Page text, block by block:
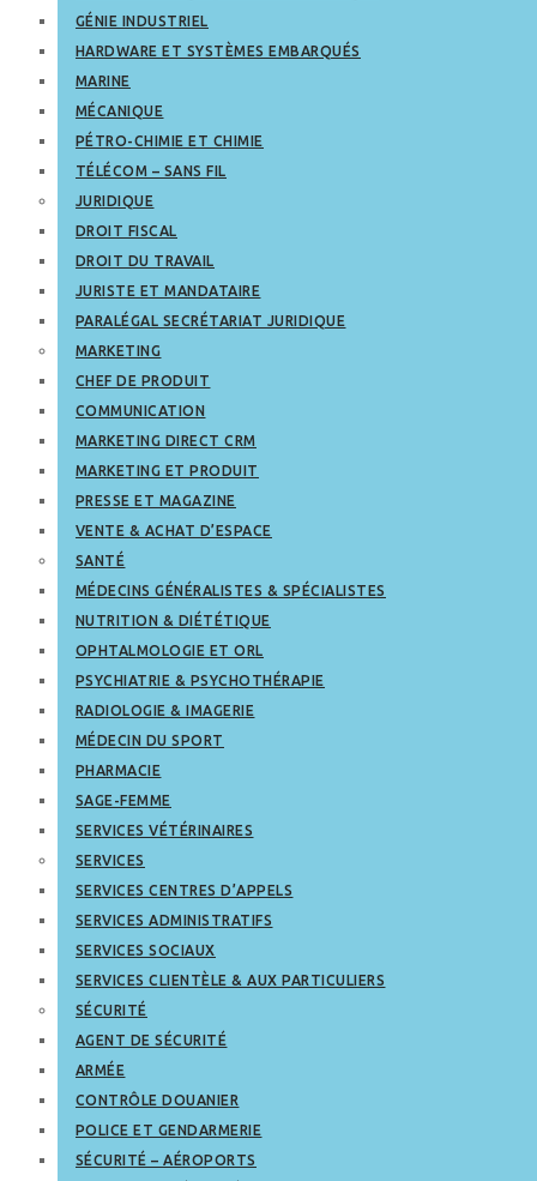
GÉNIE INDUSTRIEL
HARDWARE ET SYSTÈMES EMBARQUÉS
MARINE
MÉCANIQUE
PÉTRO-CHIMIE ET CHIMIE
TÉLÉCOM – SANS FIL
JURIDIQUE
DROIT FISCAL
DROIT DU TRAVAIL
JURISTE ET MANDATAIRE
PARALÉGAL SECRÉTARIAT JURIDIQUE
MARKETING
CHEF DE PRODUIT
COMMUNICATION
MARKETING DIRECT CRM
MARKETING ET PRODUIT
PRESSE ET MAGAZINE
VENTE & ACHAT D’ESPACE
SANTÉ
MÉDECINS GÉNÉRALISTES & SPÉCIALISTES
NUTRITION & DIÉTÉTIQUE
OPHTALMOLOGIE ET ORL
PSYCHIATRIE & PSYCHOTHÉRAPIE
RADIOLOGIE & IMAGERIE
MÉDECIN DU SPORT
PHARMACIE
SAGE-FEMME
SERVICES VÉTÉRINAIRES
SERVICES
SERVICES CENTRES D’APPELS
SERVICES ADMINISTRATIFS
SERVICES SOCIAUX
SERVICES CLIENTÈLE & AUX PARTICULIERS
SÉCURITÉ
AGENT DE SÉCURITÉ
ARMÉE
CONTRÔLE DOUANIER
POLICE ET GENDARMERIE
SÉCURITÉ – AÉROPORTS